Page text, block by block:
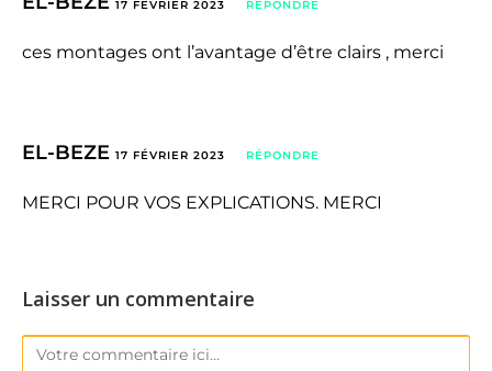
17 FÉVRIER 2023 RÉPONDRE
ces montages ont l’avantage d’être clairs , merci
EL-BEZE 17 FÉVRIER 2023 RÉPONDRE
MERCI POUR VOS EXPLICATIONS. MERCI
Laisser un commentaire